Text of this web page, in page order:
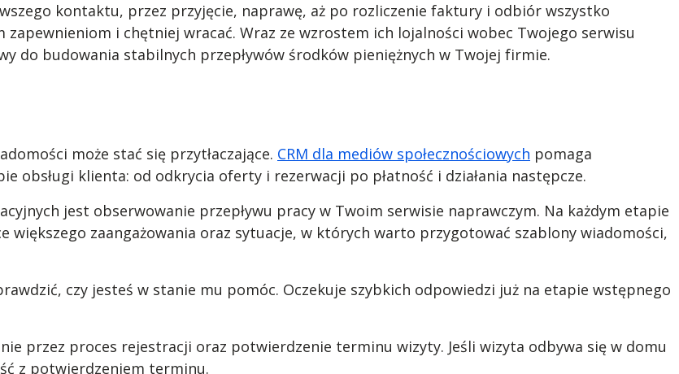
kontaktu, przez przyjęcie, naprawę, aż po rozliczenie faktury i odbiór wszystko
i chętniej wracać. Wraz ze wzrostem ich lojalności wobec Twojego serwisu
do budowania stabilnych przepływów środków pieniężnych w Twojej firmie.
może stać się przytłaczające. CRM dla mediów społecznościowych pomaga
obsługi klienta: od odkrycia oferty i rezerwacji po płatność i działania następcze.
jest obserwowanie przepływu pracy w Twoim serwisie naprawczym. Na każdym etapie
większego zaangażowania oraz sytuacje, w których warto przygotować szablony wiadomości,
czy jesteś w stanie mu pomóc. Oczekuje szybkich odpowiedzi już na etapie wstępnego
przez proces rejestracji oraz potwierdzenie terminu wizyty. Jeśli wizyta odbywa się w domu
z potwierdzeniem terminu.